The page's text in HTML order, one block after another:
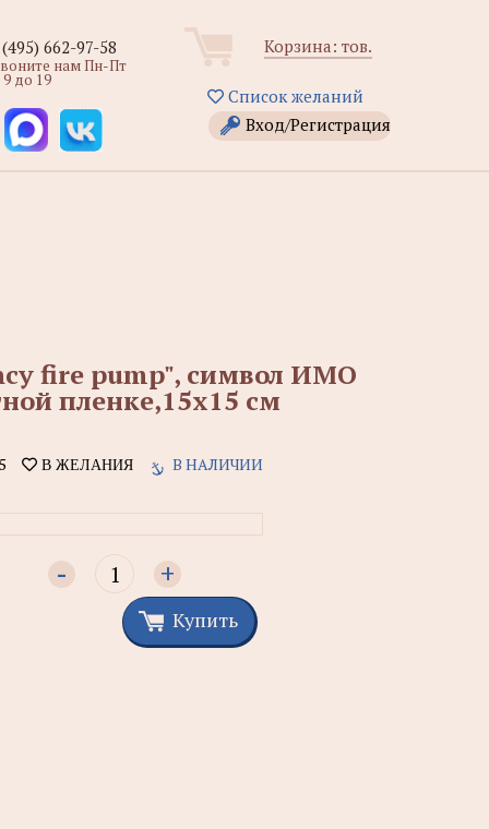
Корзина: тов.
Список желаний
Вход/Регистрация
662-97-58
нам Пн-Пт
9 до 19
fire pump", символ ИМО
пленке,15х15 см
В ЖЕЛАНИЯ В НАЛИЧИИ
- +
Купить